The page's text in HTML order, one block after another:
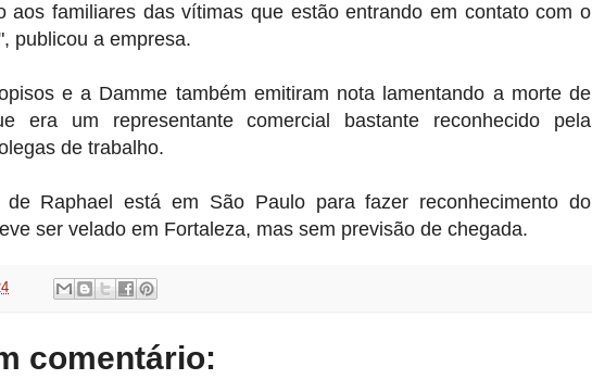
aos familiares das vítimas que estão entrando em contato com o
publicou a empresa.
e a Damme também emitiram nota lamentando a morte de
era um representante comercial bastante reconhecido pela
de trabalho.
de Raphael está em São Paulo para fazer reconhecimento do
ser velado em Fortaleza, mas sem previsão de chegada.
comentário: